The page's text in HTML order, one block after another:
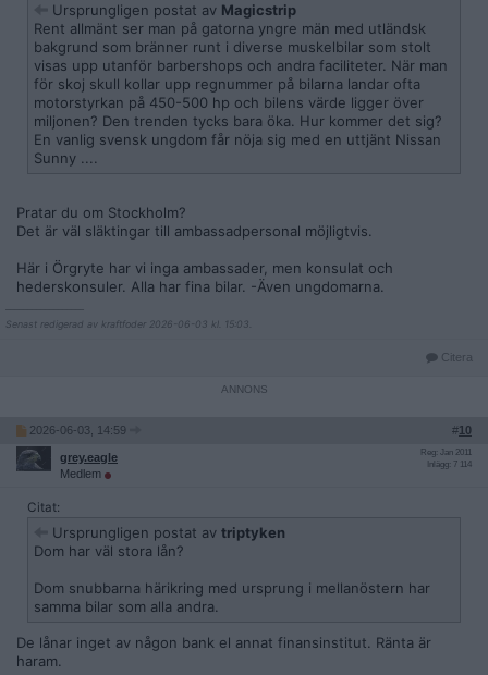
Ursprungligen postat av Magicstrip
Rent allmänt ser man på gatorna yngre män med utländsk
bakgrund som bränner runt i diverse muskelbilar som stolt
visas upp utanför barbershops och andra faciliteter. När man
för skoj skull kollar upp regnummer på bilarna landar ofta
motorstyrkan på 450-500 hp och bilens värde ligger över
miljonen? Den trenden tycks bara öka. Hur kommer det sig?
En vanlig svensk ungdom får nöja sig med en uttjänt Nissan
Sunny ....
Pratar du om Stockholm?
Det är väl släktingar till ambassadpersonal möjligtvis.
Här i Örgryte har vi inga ambassader, men konsulat och
hederskonsuler. Alla har fina bilar. -Även ungdomarna.
Senast redigerad av kraftfoder 2026-06-03 kl. 15:03.
Citera
2026-06-03, 14:59 #10
grey.eagle
Medlem
Reg: Jan 2011
Inlägg: 7 114
Citat:
Ursprungligen postat av triptyken
Dom har väl stora lån?
Dom snubbarna härikring med ursprung i mellanöstern har
samma bilar som alla andra.
De lånar inget av någon bank el annat finansinstitut. Ränta är
haram.